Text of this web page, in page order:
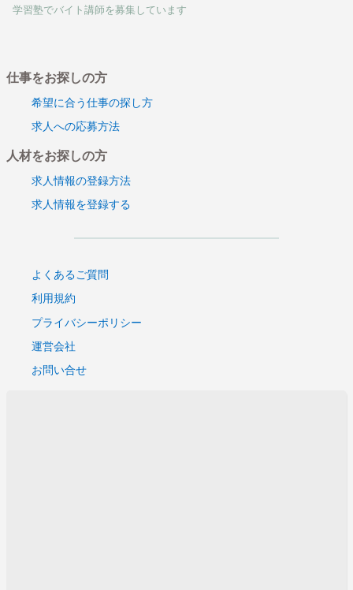
学習塾でバイト講師を募集しています
仕事をお探しの方
希望に合う仕事の探し方
求人への応募方法
人材をお探しの方
求人情報の登録方法
求人情報を登録する
よくあるご質問
利用規約
プライバシーポリシー
運営会社
お問い合せ